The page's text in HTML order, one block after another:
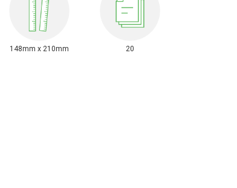
148mm x 210mm 20